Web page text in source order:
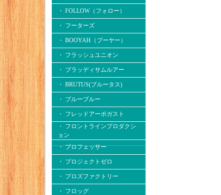
・ FOLLOW（フォロー）
・ フーターズ
・ BOOYAH（ブーヤー）
・ フラッシュユニオン
・ ブラッディサムルアー
・ BRUTUS(ブルータス)
・ ブルーブルー
・ フレッドアーボガスト
・ フロントラインプロダクシ
ョン
・ プロフェッサー
・ プロジェクトゼロ
・ プロズファクトリー
・ フロッグ